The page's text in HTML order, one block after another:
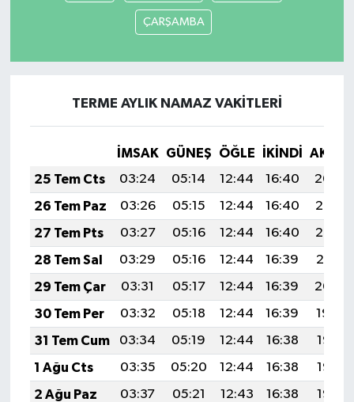
ÇARŞAMBA
TERME AYLIK NAMAZ VAKITLERI
İMSAK GÜNEŞ ÖĞLE İKINDI
25 Tem Cts
03:24 05:14 12:44 16:40
20:04
26 Tem Paz
03:26 05:15 12:44 16:40
20:03
27 Tem Pts
03:27 05:16 12:44 16:40
20:02
28 Tem Sal
03:29 05:16 12:44 16:39
20:01
29 Tem Çar
03:31 05:17 12:44 16:39
20:00
30 Tem Per
03:32 05:18 12:44 16:39
19:59
31 Tem Cum
03:34 05:19 12:44 16:38
19:58
1 Ağu Cts
03:35 05:20 12:44 16:38
19:57
2 Ağu Paz
03:37 05:21 12:43 16:38
19:56